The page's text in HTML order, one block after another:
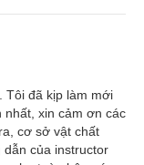
Tôi đã kịp làm mới
xin cảm ơn các
cơ sở vật chất
của instructor